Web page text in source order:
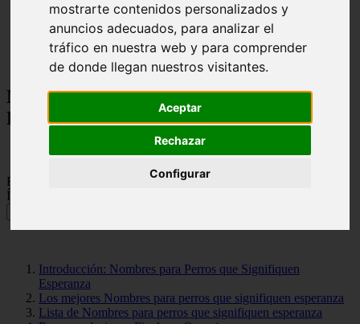
mostrarte contenidos personalizados y
anuncios adecuados, para analizar el
tráfico en nuestra web y para comprender
de donde llegan nuestros visitantes.
Aceptar
Rechazar
Configurar
Nombres para Perros
Nombres para Perros que Signifiquen Esperanza
Nombres para Perros que Signifiquen
Esperanza
Rate this post
Índice de Contenido 🐾
Introducción: Nombres para Perros que Signifiquen
Esperanza
Los mejores Nombres para perros que signifiquen esperanza
Lista de Nombres para perros que signifiquen esperanza